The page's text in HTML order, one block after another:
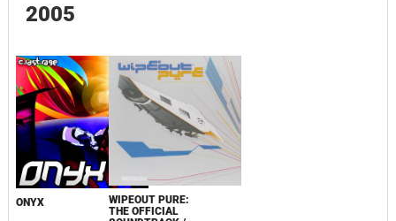
2005
ONYX
WIPEOUT PURE:
THE OFFICIAL